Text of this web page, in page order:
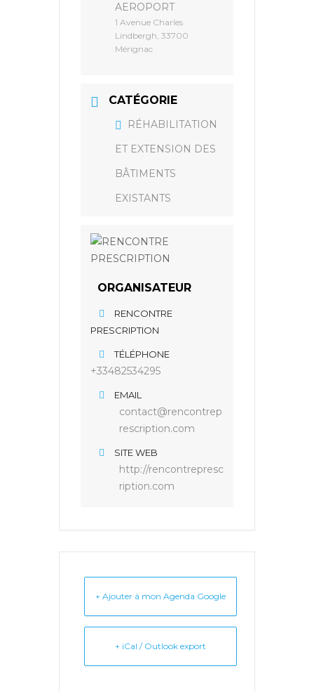
AEROPORT
1 Avenue Charles
Lindbergh, 33700
Mérignac
CATÉGORIE
RÉHABILITATION
ET EXTENSION DES
BÂTIMENTS
EXISTANTS
ORGANISATEUR
RENCONTRE
PRESCRIPTION
TÉLÉPHONE
+33482534295
EMAIL
contact@rencontrep
rescription.com
SITE WEB
http://rencontrepresc
ription.com
+ Ajouter à mon Agenda Google
+ iCal / Outlook export